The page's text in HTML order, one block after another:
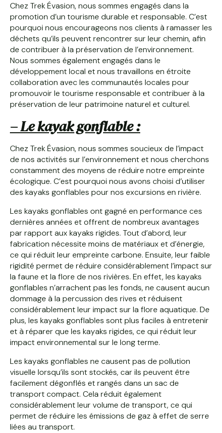
Chez Trek Évasion, nous sommes engagés dans la
promotion d’un tourisme durable et responsable. C’est
pourquoi nous encourageons nos clients à ramasser les
déchets qu’ils peuvent rencontrer sur leur chemin, afin
de contribuer à la préservation de l’environnement.
Nous sommes également engagés dans le
développement local et nous travaillons en étroite
collaboration avec les communautés locales pour
promouvoir le tourisme responsable et contribuer à la
préservation de leur patrimoine naturel et culturel.
– Le kayak gonflable :
Chez Trek Évasion, nous sommes soucieux de l’impact
de nos activités sur l’environnement et nous cherchons
constamment des moyens de réduire notre empreinte
écologique. C’est pourquoi nous avons choisi d’utiliser
des kayaks gonflables pour nos excursions en rivière.
Les kayaks gonflables ont gagné en performance ces
dernières années et offrent de nombreux avantages
par rapport aux kayaks rigides. Tout d’abord, leur
fabrication nécessite moins de matériaux et d’énergie,
ce qui réduit leur empreinte carbone. Ensuite, leur faible
rigidité permet de réduire considérablement l’impact sur
la faune et la flore de nos rivières. En effet, les kayaks
gonflables n’arrachent pas les fonds, ne causent aucun
dommage à la percussion des rives et réduisent
considérablement leur impact sur la flore aquatique. De
plus, les kayaks gonflables sont plus faciles à entretenir
et à réparer que les kayaks rigides, ce qui réduit leur
impact environnemental sur le long terme.
Les kayaks gonflables ne causent pas de pollution
visuelle lorsqu’ils sont stockés, car ils peuvent être
facilement dégonflés et rangés dans un sac de
transport compact. Cela réduit également
considérablement leur volume de transport, ce qui
permet de réduire les émissions de gaz à effet de serre
liées au transport.